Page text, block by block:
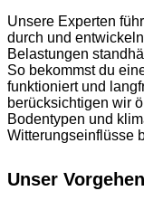
Unsere Experten
durch und
Belastungen
So bekommst du
funktioniert und
berücksichtigen wir
Bodentypen und
Witterungseinflüsse
Unser